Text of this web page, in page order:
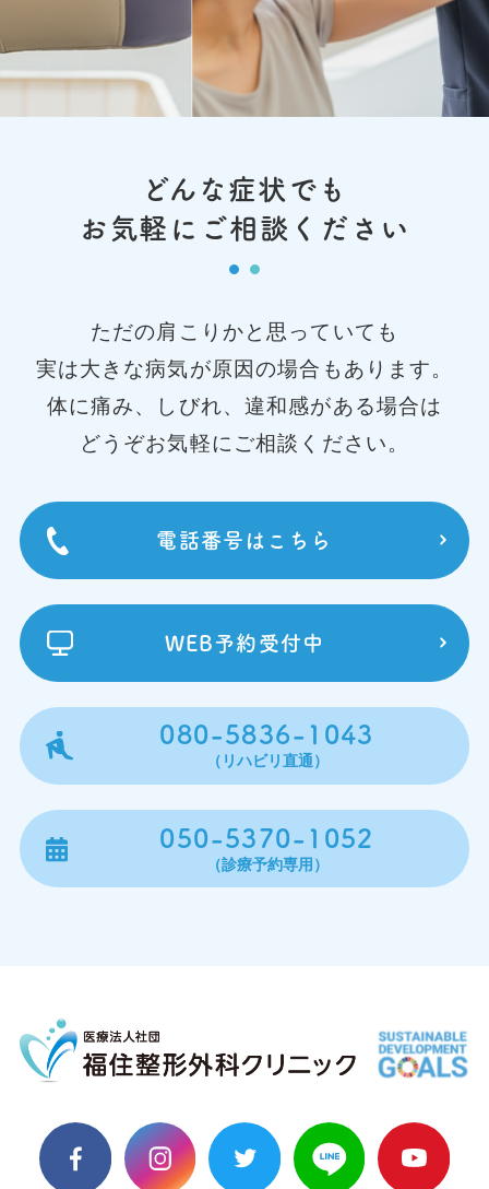
どんな症状でも
お気軽にご相談ください
ただの肩こりかと思っていても
実は大きな病気が原因の場合もあります。
体に痛み、しびれ、違和感がある場合は
どうぞお気軽にご相談ください。
電話番号はこちら
WEB予約受付中
080-5836-1043
（リハビリ直通）
050-5370-1052
（診療予約専用）